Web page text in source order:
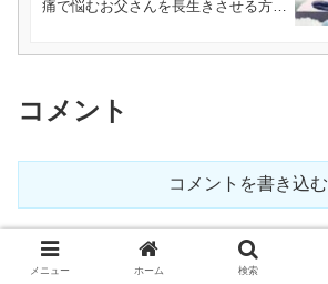
痛で悩むお父さんを長生きさせる方法
コメント
コメントを書き込む
ホーム レビュー（評価）
メニュー ホーム 検索